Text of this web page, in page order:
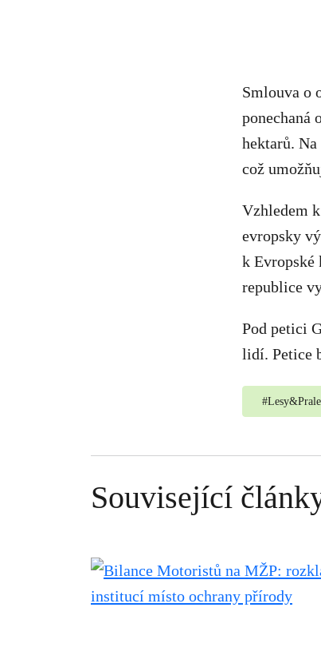
Smlouva o
ponechaná
hektarů.
což
Vzhledem
evropsky
k Evropské
republice
Pod petici
lidí. Petice
#
Související